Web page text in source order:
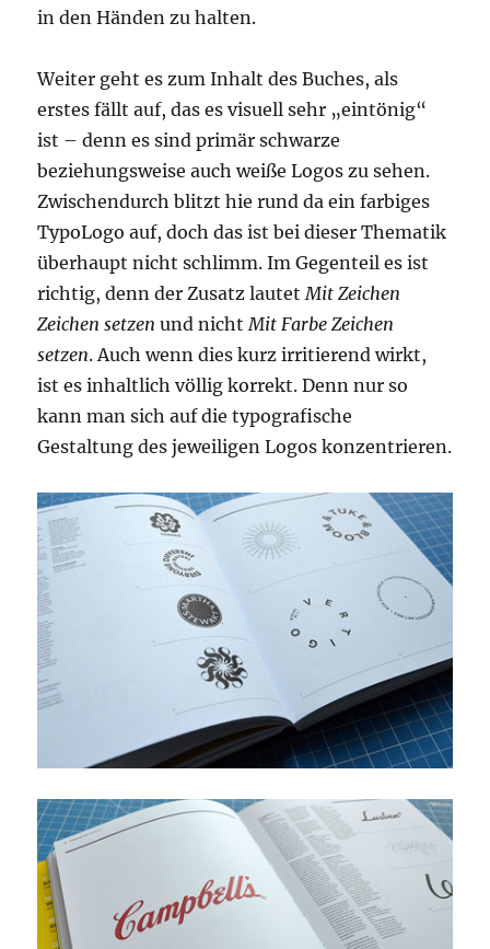
in den Händen zu halten.
Weiter geht es zum Inhalt des Buches, als
erstes fällt auf, das es visuell sehr „eintönig“
ist – denn es sind primär schwarze
beziehungsweise auch weiße Logos zu sehen.
Zwischendurch blitzt hie rund da ein farbiges
TypoLogo auf, doch das ist bei dieser Thematik
überhaupt nicht schlimm. Im Gegenteil es ist
richtig, denn der Zusatz lautetMit Zeichen
Zeichen setzen und nichtMit Farbe Zeichen
setzen. Auch wenn dies kurz irritierend wirkt,
ist es inhaltlich völlig korrekt. Denn nur so
kann man sich auf die typografische
Gestaltung des jeweiligen Logos konzentrieren.